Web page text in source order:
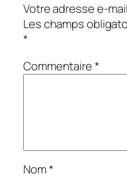
Votre adresse e-
Les champs
*
Commentaire*
Nom*